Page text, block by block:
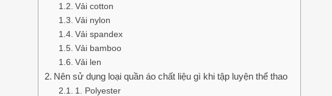
Vải cotton
Vải nylon
Vải spandex
Vải bamboo
Vải len
Nên sử dụng loại quần áo chất liệu gì khi tập luyện thể thao
1. Polyester